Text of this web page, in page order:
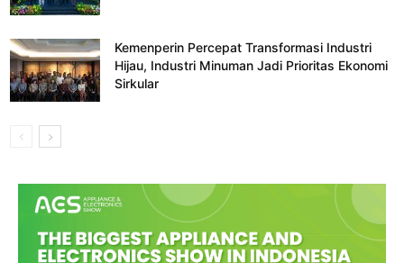
Kemenperin Percepat Transformasi Industri
Hijau, Industri Minuman Jadi Prioritas Ekonomi
Sirkular